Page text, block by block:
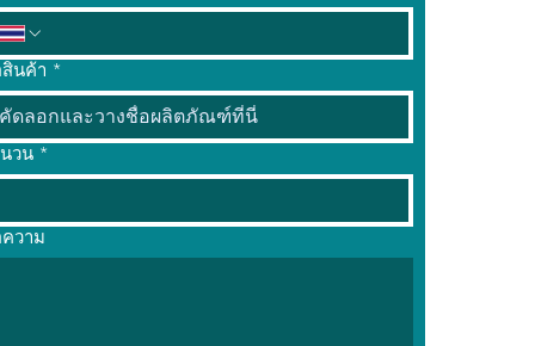
นค้า *
วน *
วาม